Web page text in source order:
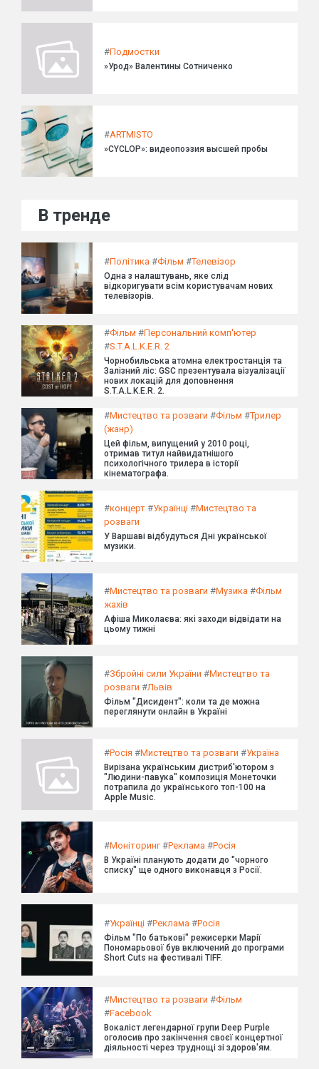
#Подмостки
»Урод» Валентины Сотниченко
#ARTMISTO
»CYCLOP»: видеопоэзия высшей пробы
В тренде
#Політика #Фільм #Телевізор
Одна з налаштувань, яке слід
відкоригувати всім користувачам нових
телевізорів.
#Фільм #Персональний комп'ютер
#S.T.A.L.K.E.R. 2
Чорнобильська атомна електростанція та
Залізний ліс: GSC презентувала візуалізації
нових локацій для доповнення
S.T.A.L.K.E.R. 2.
#Мистецтво та розваги #Фільм #Трилер
(жанр)
Цей фільм, випущений у 2010 році,
отримав титул найвидатнішого
психологічного трилера в історії
кінематографа.
#концерт #Українці #Мистецтво та
розваги
У Варшаві відбудуться Дні української
музики.
#Мистецтво та розваги #Музика #Фільм
жахів
Афіша Миколаєва: які заходи відвідати на
цьому тижні
#Збройні сили України #Мистецтво та
розваги #Львів
Фільм "Дисидент": коли та де можна
переглянути онлайн в Україні
#Росія #Мистецтво та розваги #Україна
Вирізана українським дистриб'ютором з
"Людини-павука" композиція Монеточки
потрапила до українського топ-100 на
Apple Music.
#Моніторинг#Реклама #Росія
В Україні планують додати до "чорного
списку" ще одного виконавця з Росії.
#Українці #Реклама #Росія
Фільм "По батькові" режисерки Марії
Пономарьової був включений до програми
Short Cuts на фестивалі TIFF.
#Мистецтво та розваги #Фільм
#Facebook
Вокаліст легендарної групи Deep Purple
оголосив про закінчення своєї концертної
діяльності через труднощі зі здоров'ям.